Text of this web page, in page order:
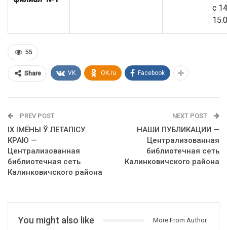
с
55
Share VK OK.ru Facebook
PREV POST
ІХ ІМЁНЫ Ў ЛЕТАПІСУ
КРАЮ —
Централизованная
библиотечная сеть
Калинковичского района
NEXT POST
НАШИ ПУБЛИКАЦИИ —
Централизованная
библиотечная сеть
Калинковичского района
You might also like More From Author